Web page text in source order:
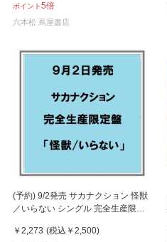
ポイント5倍
六本松 蔦屋書店
(予約) 9/2発売 サカナクション 怪獣
／いらない シングル 完全生産限定
￥2,273 (税込 ￥2,500)